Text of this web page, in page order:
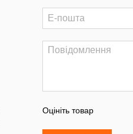
Оцініть товар